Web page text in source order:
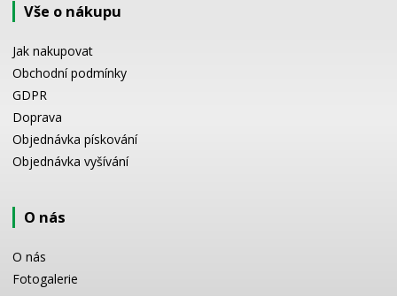
Vše o nákupu
Jak nakupovat
Obchodní podmínky
GDPR
Doprava
Objednávka pískování
Objednávka vyšívání
O nás
O nás
Fotogalerie